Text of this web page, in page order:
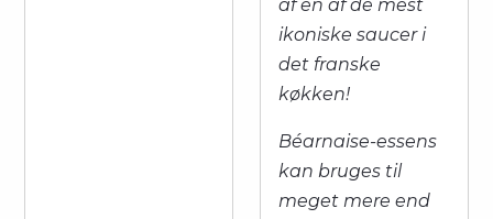
af en af de mest
ikoniske saucer i
det franske
køkken!
Béarnaise-essens
kan bruges til
meget mere end